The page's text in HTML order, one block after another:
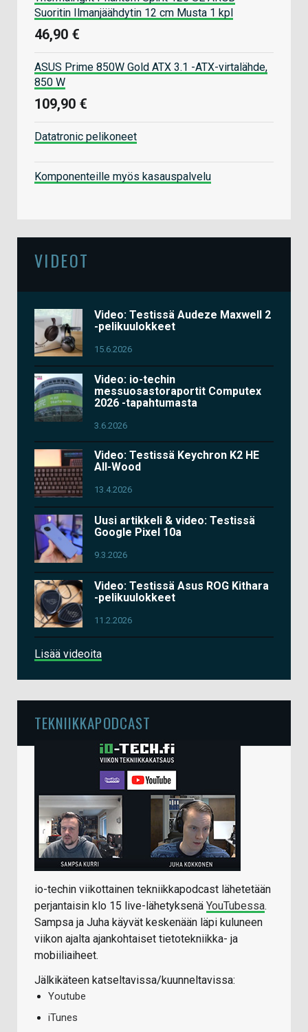
Suoritin Ilmanjäähdytin 12 cm Musta 1 kpl
46,90 €
ASUS Prime 850W Gold ATX 3.1 -ATX-virtalähde,
850 W
109,90 €
Datatronic pelikoneet
Komponenteille myös kasauspalvelu
VIDEOT
Video: Testissä Audeze Maxwell 2
-pelikuulokkeet
15.6.2026
Video: io-techin
messuosastoraportit Computex
2026 -tapahtumasta
3.6.2026
Video: Testissä Keychron K2 HE
All-Wood
13.4.2026
Uusi artikkeli & video: Testissä
Google Pixel 10a
9.3.2026
Video: Testissä Asus ROG Kithara
-pelikuulokkeet
11.2.2026
Lisää videoita
TEKNIIKKAPODCAST
io-techin viikottainen tekniikkapodcast lähetetään
perjantaisin klo 15 live-lähetyksenä YouTubessa.
Sampsa ja Juha käyvät keskenään läpi kuluneen
viikon ajalta ajankohtaiset tietotekniikka- ja
mobiiliaiheet.
Jälkikäteen katseltavissa/kuunneltavissa:
Youtube
iTunes